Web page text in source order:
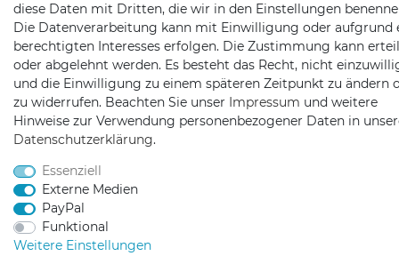
diese Daten mit Dritten, die wir in den Einstellungen
Die Datenverarbeitung kann mit Einwilligung oder aufgrund
berechtigten Interesses erfolgen. Die Zustimmung kann
oder abgelehnt werden. Es besteht das Recht, nicht
und die Einwilligung zu einem späteren Zeitpunkt zu ändern
zu widerrufen. Beachten Sie unser Impressum und weitere
Hinweise zur Verwendung personenbezogener Daten in
Daten­schutz­erklärung.
Essenziell
Externe Medien
PayPal
Funktional
Weitere Einstellungen